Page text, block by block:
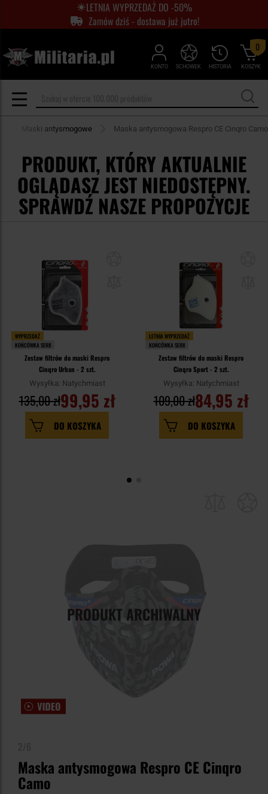
LETNIA WYPRZEDAŻ DO -50%
Zamów dziś - dostawa już jutro!
KONTO HISTORIA
SCHOWEK KOSZYK
0
Maski antysmogowe Maska antysmogowa Respro CE Cinqro Camo
PRODUKT, KTÓRY AKTUALNIE
OGLĄDASZ JEST NIEDOSTĘPNY.
SPRAWDŹ NASZE PROPOZYCJE
WYPRZEDAŻ
KOŃCÓWKA SERII
Zestaw filtrów do maski Respro
Cinqro Urban - 2 szt.
Wysyłka: Natychmiast
99,95 zł
135,00 zł
DO KOSZYKA
LETNIA WYPRZEDAŻ
KOŃCÓWKA SERII
Zestaw filtrów do maski Respro
Cinqro Sport - 2 szt.
Wysyłka: Natychmiast
84,95 zł
109,00 zł
DO KOSZYKA
PRODUKT ARCHIWALNY
Maska antysmogowa Respro CE Cinqro
Camo